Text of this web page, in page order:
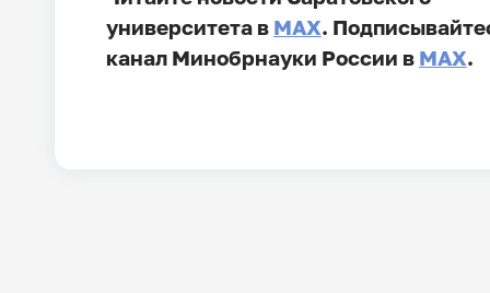
университета в MAX.
канал Минобрнауки России в MAX.